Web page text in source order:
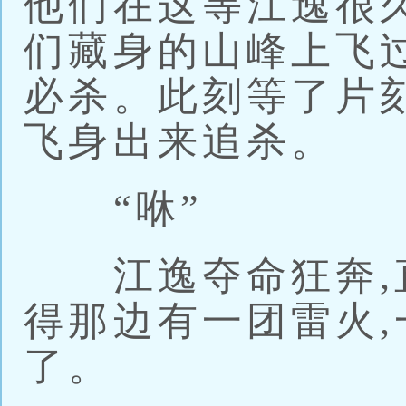
们藏身的山峰上飞
必杀。此刻等了片
飞身出来追杀。
“咻”
江逸夺命狂奔,
得那边有一团雷火
了。